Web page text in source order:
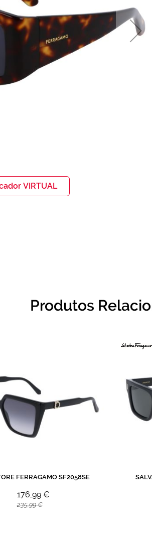
VIRTUAL
Produtos
FERRAGAMO SF2058SE
176,99 €
235,99 €